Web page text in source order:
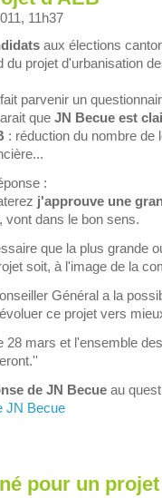
11h37
aux élections
du projet d'urbanisation
parvenir un
que JN Becue est
: réduction du nombre de
:
j'approuve une
vont dans le bon sens.
que la plus grande
soit, à l'image de la
Général a la
ce projet vers
28 mars et l'ensemble
de JN Becue au
JN Becue
pour un